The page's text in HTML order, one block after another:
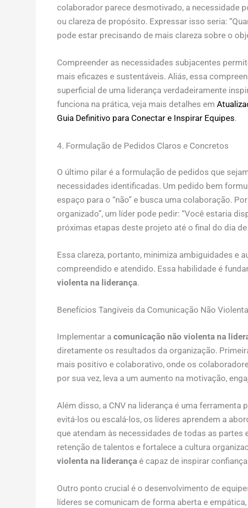
colaborador parece desmotivado, a necessidade
ou clareza de propósito. Expressar isso seria:
pode estar precisando de mais clareza sobre o
Compreender as necessidades subjacentes
mais eficazes e sustentáveis. Aliás, essa
superficial de uma liderança verdadeiramente
funciona na prática, veja mais detalhes em
Guia Definitivo para Conectar e Inspirar Equipes.
4. Formulação de Pedidos Claros e Concretos
O último pilar é a formulação de pedidos que
necessidades identificadas. Um pedido bem
espaço para o “não” e busca uma colaboração.
organizado”, um líder pode pedir: “Você estaria
próximas etapas deste projeto até o final do dia de
Essa clareza, portanto, minimiza ambiguidades e
compreendido e atendido. Essa habilidade é
violenta na liderança.
Benefícios Tangíveis da Comunicação Não
Implementar a comunicação não violenta na
diretamente os resultados da organização.
mais positivo e colaborativo, onde os
por sua vez, leva a um aumento na motivação,
Além disso, a CNV na liderança é uma
evitá-los ou escalá-los, os líderes aprendem a
que atendam às necessidades de todas as partes
retenção de talentos e fortalece a cultura
violenta na liderançaé capaz de inspirar
Outro ponto crucial é o desenvolvimento de
líderes se comunicam de forma aberta e